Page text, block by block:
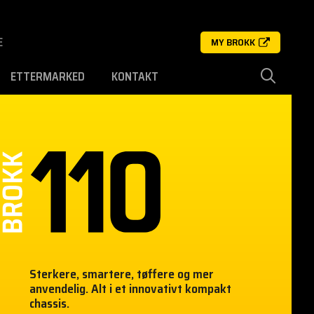
MY BROKK
ETTERMARKED KONTAKT
Sterkere, smartere, tøffere og mer
anvendelig. Alt i et innovativt kompakt
chassis.